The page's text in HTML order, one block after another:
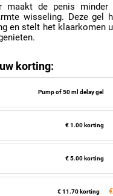
maakt de penis minder
wisseling. Deze gel
en stelt het klaarkomen
korting:
Pump of 50 ml delay gel
€ 1.00 korting
€ 5.00 korting
€ 11.70 korting